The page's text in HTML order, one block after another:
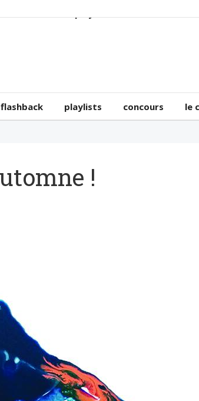
flashback playlists concours le
!